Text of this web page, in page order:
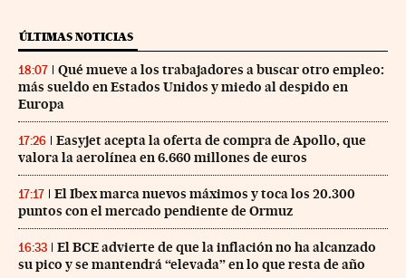
ÚLTIMAS NOTICIAS
18:07
Qué mueve a los trabajadores a buscar otro empleo:
más sueldo en Estados Unidos y miedo al despido en
Europa
17:26
Easyjet acepta la oferta de compra de Apollo, que
valora la aerolínea en 6.660 millones de euros
17:17
El Ibex marca nuevos máximos y toca los 20.300
puntos con el mercado pendiente de Ormuz
16:33
El BCE advierte de que la inflación no ha alcanzado
su pico y se mantendrá “elevada” en lo que resta de año